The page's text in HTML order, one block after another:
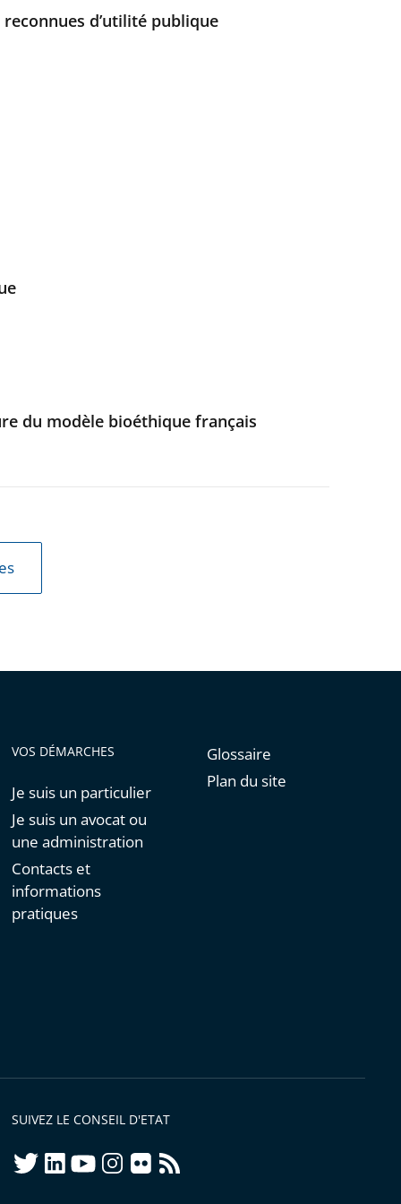
d’utilité publique
du modèle bioéthique français
VOS DÉMARCHES
Je suis un particulier
Je suis un avocat ou
une administration
Contacts et
informations
pratiques
Glossaire
Plan du site
SUIVEZ LE CONSEIL D'ETAT
twitterlinkedInyoutubeinstagram
flickrrss